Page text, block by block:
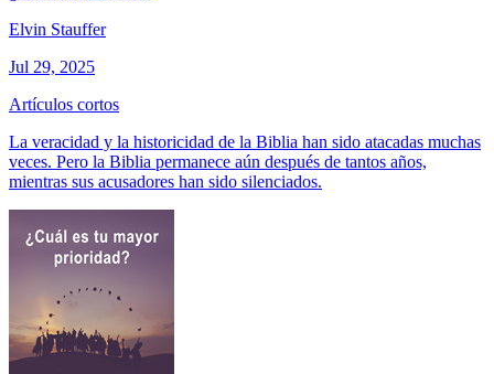
Elvin Stauffer
Jul 29, 2025
Artículos cortos
La veracidad y la historicidad de la Biblia han sido atacadas muchas
veces. Pero la Biblia permanece aún después de tantos años,
mientras sus acusadores han sido silenciados.